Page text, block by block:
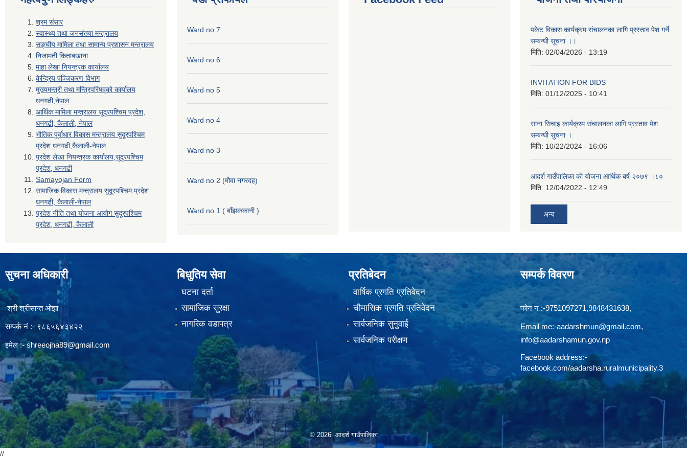
श्रम संसार
स्वास्थ्य तथा जनसंख्या मन्त्रालय
सङ्घीय मामिला तथा सामान्य प्रशासन मन्त्रालय
निजामती किताबखाना
माहा लेखा नियन्त्रक कार्यालय
केन्द्रिय पंञ्जिकरण विभाग
मुख्यमन्त्री तथा मन्त्रिपरिषद्को कार्यालय
धनगढी,नेपाल
आर्थिक मामिला मन्त्रालय सुदूरपश्चिम प्रदेश,
धनगढी, कैलाली, नेपाल
भौतिक पूर्वाधार विकास मन्त्रालय सुदूरपश्चिम
प्रदेश धनगढी,कैलाली-नेपाल
प्रदेश लेखा नियन्त्रक कार्यालय,सुदूरपश्चिम
प्रदेश, धनगढी
Samayojan Form
सामाजिक विकास मन्त्रालय सुदूरपश्चिम प्रदेश
धनगढी, कैलाली-नेपाल
प्रदेश नीति तथा योजना आयोग सुदूरपश्चिम
प्रदेश, धनगढी, कैलाली
Ward no 7
Ward no 6
Ward no 5
Ward no 4
Ward no 3
Ward no 2 (मौवा नगरदह)
Ward no 1 ( बाँझककानी )
पकेट विकास कार्यक्रम संचालनका लागि प्रस्ताव पेश गर्ने
सम्बन्धी सूचना ।।
मिति: 02/04/2026 - 13:19
INVITATION FOR BIDS
मिति: 01/12/2025 - 10:41
साना सिचाइ कार्यक्रम संचालनका लागि प्रस्ताव पेश
सम्बन्धी सुचना ।
मिति: 10/22/2024 - 16:06
आदर्श गाउँपालिका काे याेजना आर्थिक बर्ष २०७९ ।८०
मिति: 12/04/2022 - 12:49
अन्य
सुचना अधिकारी
श्री श्रीसान्त ओझा
सम्पर्क नं :- ९८६५६४३४२२
इमेल :-shreeojha89@gmail.com
बिधुतिय सेवा
घटना दर्ता
सामाजिक सुरक्षा
नागरिक वडापत्र
प्रतिबेदन
वार्षिक प्रगति प्रतिवेदन
चौमासिक प्रगति प्रतिवेदन
सार्वजनिक सुनुवाई
सार्वजनिक परीक्षण
सम्पर्क विवरण
फोन न‍‍‌ :-9751097271,9848431638,
Email me:-aadarshmun@gmail.com,
info@aadarshamun.gov.np
Facebook address:-
facebook.com/aadarsha.ruralmunicipality.3
© 2026 आदर्श गाउँपालिका
//